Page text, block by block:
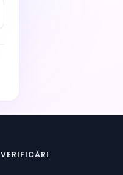
VERIFICĂRI